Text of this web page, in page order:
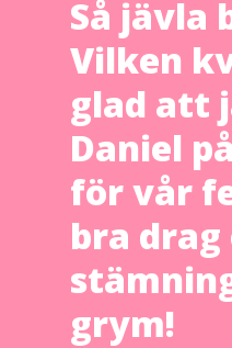
Så jävla
Vilken
glad att
Daniel
för vår
bra drag
grym!